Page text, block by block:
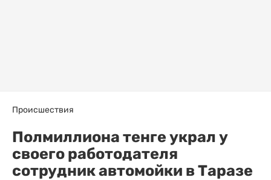
Происшествия
Полмиллиона тенге украл у
своего работодателя
сотрудник автомойки в Таразе